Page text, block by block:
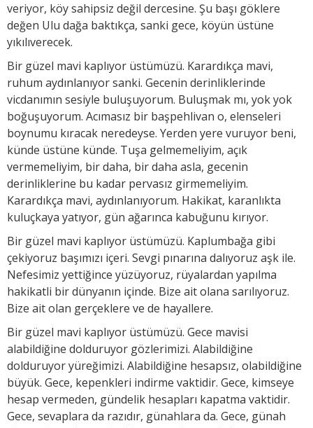
veriyor, köy sahipsiz değil dercesine. Şu başı göklere
değen Ulu dağa baktıkça, sanki gece, köyün üstüne
yıkılıverecek.
Bir güzel mavi kaplıyor üstümüzü. Karardıkça mavi,
ruhum aydınlanıyor sanki. Gecenin derinliklerinde
vicdanımın sesiyle buluşuyorum. Buluşmak mı, yok yok
boğuşuyorum. Acımasız bir başpehlivan o, elenseleri
boynumu kıracak neredeyse. Yerden yere vuruyor beni,
künde üstüne künde. Tuşa gelmemeliyim, açık
vermemeliyim, bir daha, bir daha asla, gecenin
derinliklerine bu kadar pervasız girmemeliyim.
Karardıkça mavi, aydınlanıyorum. Hakikat, karanlıkta
kuluçkaya yatıyor, gün ağarınca kabuğunu kırıyor.
Bir güzel mavi kaplıyor üstümüzü. Kaplumbağa gibi
çekiyoruz başımızı içeri. Sevgi pınarına dalıyoruz aşk ile.
Nefesimiz yettiğince yüzüyoruz, rüyalardan yapılma
hakikatli bir dünyanın içinde. Bize ait olana sarılıyoruz.
Bize ait olan gerçeklere ve de hayallere.
Bir güzel mavi kaplıyor üstümüzü. Gece mavisi
alabildiğine dolduruyor gözlerimizi. Alabildiğine
dolduruyor yüreğimizi. Alabildiğine hesapsız, olabildiğine
büyük. Gece, kepenkleri indirme vaktidir. Gece, kimseye
hesap vermeden, gündelik hesapları kapatma vaktidir.
Gece, sevaplara da razıdır, günahlara da. Gece, günah